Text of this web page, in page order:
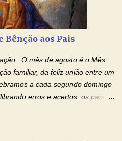
e auxílio. Amén. Oração 2 Ó
Vós que inspirastes a São
vida, o heroísmo das virtudes
e a voluntária pobreza, e
por numerosos
Bênção aos Pais
O mês de agosto é o Mês
familiar, da feliz união entre um
a cada segundo domingo
erros e acertos, os pais